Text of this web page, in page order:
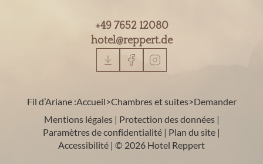
+49 7652 12080
hotel@reppert.de
Fil d’Ariane :Accueil>Chambres et suites>Demander
Mentions légales | Protection des données |
Paramètres de confidentialité | Plan du site |
Accessibilité | © 2026 Hotel Reppert